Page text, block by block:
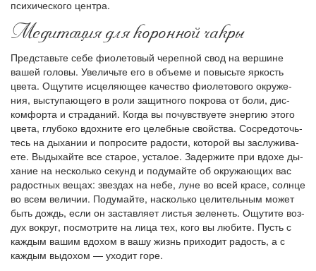
психического центра.
Медитация для коронной чакры
Представьте себе фиолетовый черепной свод на вершине
вашей головы. Увеличьте его в объеме и повысьте яркость
цвета. Ощутите исцеляющее качество фиолетового окруже­
ния, выступающего в роли защитного покрова от боли, дис­
комфорта и страданий. Когда вы почувствуете энергию этого
цвета, глубоко вдохните его целебные свойства. Сосредоточь­
тесь на дыхании и попросите радости, которой вы заслужива­
ете. Выдыхайте все старое, усталое. Задержите при вдохе ды­
хание на несколько секунд и подумайте об окружающих вас
радостных вещах: звездах на небе, луне во всей красе, солнце
во всем величии. Подумайте, насколько целительным может
быть дождь, если он заставляет листья зеленеть. Ощутите воз­
дух вокруг, посмотрите на лица тех, кого вы любите. Пусть с
каждым вашим вдохом в вашу жизнь приходит радость, а с
каждым выдохом — уходит горе.